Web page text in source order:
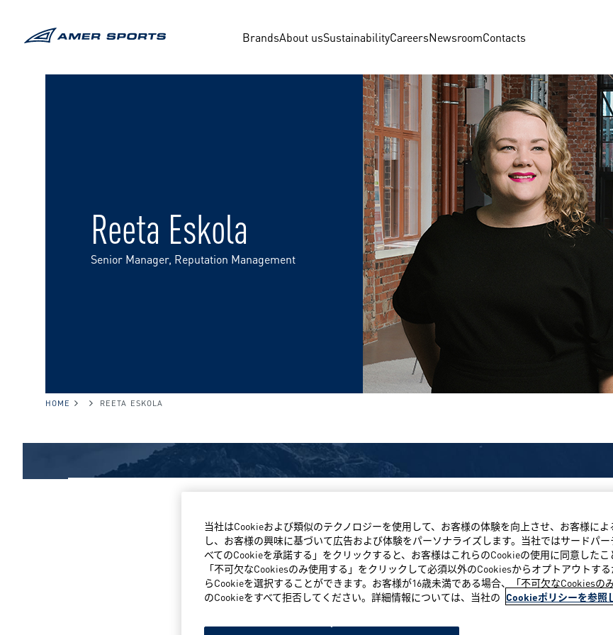
BrandsAbout usSustainabilityCareersNewsroomContacts
Reeta Eskola
Senior Manager, Reputation Management
HOME REETA ESKOLA
© Amer Sports 2026
当社はCookieおよび類似のテクノロジーを使用して、お客様の体験を向上させ、お客様に
し、お客様の興味に基づいて広告および体験をパーソナライズします。当社ではサードパ
べてのCookieを承諾する」をクリックすると、お客様はこれらのCookieの使用に同意した
「不可欠なCookiesのみ使用する」をクリックして必須以外のCookiesからオプトアウトす
らCookieを選択することができます。お客様が16歳未満である場合、「不可欠なCookiesの
のCookieをすべて拒否してください。詳細情報については、当社の Cookieポリシーを参照